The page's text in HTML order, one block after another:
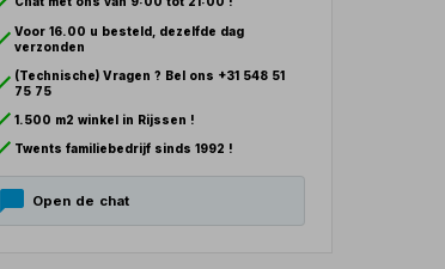
Voor 16.00 u besteld, dezelfde dag
verzonden
(Technische) Vragen ? Bel ons +31 548 51
75 75
1.500 m2 winkel in Rijssen !
Twents familiebedrijf sinds 1992 !
Open de chat